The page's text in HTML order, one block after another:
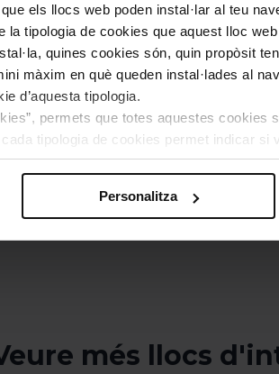
els llocs web poden instal·lar al teu
la tipologia de cookies que aquest lloc
quines cookies són, quin propòsit
màxim en què queden instal·lades al
d’aquesta tipologia.
permets que totes aquestes cookies
tipologia de cookies permet indicar si
prèviament. Et suggerim que
Personalitza
real.
l'escena final de El perfum (Tom
Espanyol, que en la pel·lícula fa de plaça
una col·lecció d'art contemporani que inclou
més llocs